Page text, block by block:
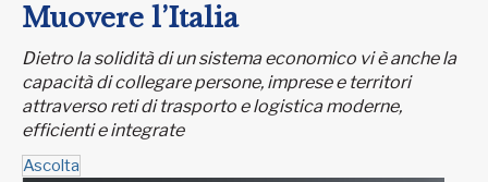
Muovere l’Italia
Dietro la solidità di un sistema economico vi è anche la
capacità di collegare persone, imprese e territori
attraverso reti di trasporto e logistica moderne,
efficienti e integrate
Ascolta